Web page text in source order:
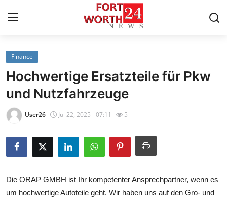
Home
Contact
Press Release
Privacy Policy
News Network
Finance
Hochwertige Ersatzteile für Pkw
und Nutzfahrzeuge
User26 Jul 22, 2025 - 07:11 5
Die ORAP GMBH ist Ihr kompetenter Ansprechpartner, wenn es
um hochwertige Autoteile geht. Wir haben uns auf den Gro- und